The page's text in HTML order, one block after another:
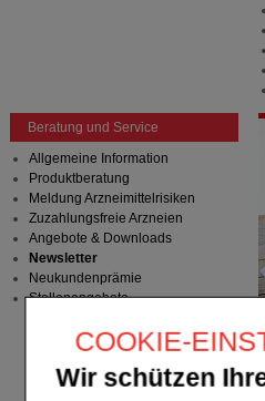
COOKIE-
Wir schützen
Beratung und Service
Allgemeine Information
Produktberatung
Meldung Arzneimittelrisiken
Zuzahlungsfreie Arzneien
Angebote & Downloads
Newsletter
Neukundenprämie
Stellenangebote